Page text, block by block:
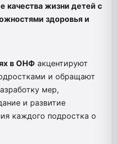
качества жизни детей с
здоровья и
в ОНФ акцентируют
и обращают
мер,
и развитие
каждого подростка о